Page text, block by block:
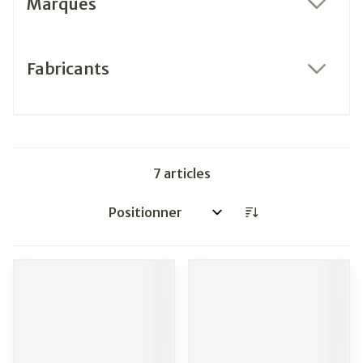
Fabricants
7 articles
Trier par: